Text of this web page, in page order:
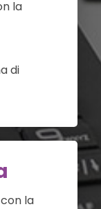
la
di
la